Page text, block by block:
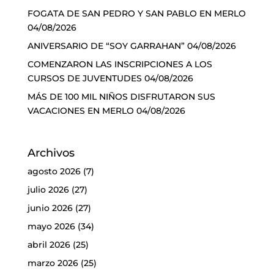
FOGATA DE SAN PEDRO Y SAN PABLO EN MERLO
04/08/2026
ANIVERSARIO DE “SOY GARRAHAN” 04/08/2026
COMENZARON LAS INSCRIPCIONES A LOS
CURSOS DE JUVENTUDES 04/08/2026
MÁS DE 100 MIL NIÑOS DISFRUTARON SUS
VACACIONES EN MERLO 04/08/2026
Archivos
agosto 2026(7)
julio 2026(27)
junio 2026(27)
mayo 2026(34)
abril 2026(25)
marzo 2026(25)